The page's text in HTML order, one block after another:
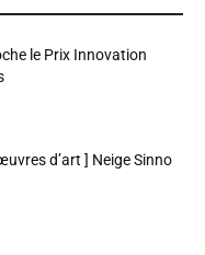
le Prix Innovation
d’art ] Neige Sinno